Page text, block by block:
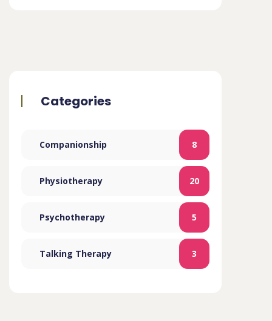
Categories
Companionship 8
Physiotherapy 20
Psychotherapy 5
Talking Therapy 3